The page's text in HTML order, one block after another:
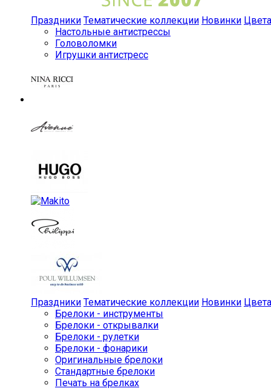
Праздники Тематические коллекции Новинки Цвета
Настольные антистрессы
Головоломки
Игрушки антистресс
Праздники Тематические коллекции Новинки Цвета
Брелоки - инструменты
Брелоки - открывалки
Брелоки - рулетки
Брелоки - фонарики
Оригинальные брелоки
Стандартные брелоки
Печать на брелках